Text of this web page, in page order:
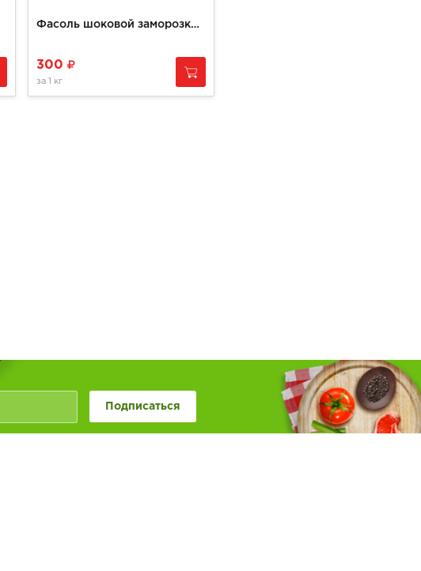
Фасоль шоковой заморозки, вес
300
за 1 кг
Подписаться